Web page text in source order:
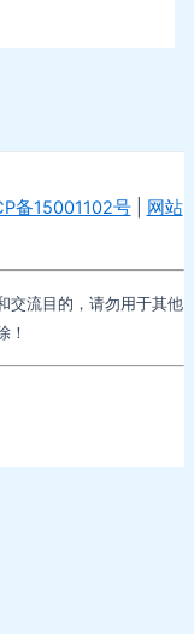
备15001102号| 网站
交流目的，请勿用于其他
！